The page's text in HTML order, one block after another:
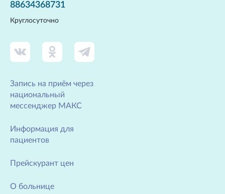
88634368731
Круглосуточно
Запись на приём через
национальный
мессенджер МАКС
Информация для
пациентов
Прейскурант цен
О больнице